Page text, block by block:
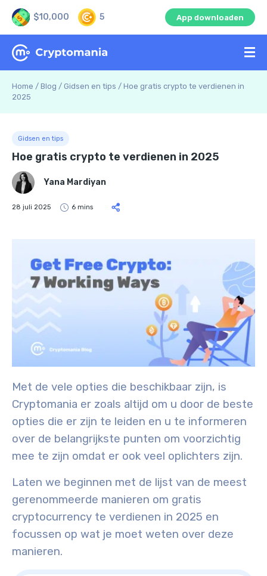
$10,000 5 App downloaden
Home / Blog / Gidsen en tips / Hoe gratis crypto te verdienen in
2025
Gidsen en tips
Hoe gratis crypto te verdienen in 2025
Yana Mardiyan
28 juli 2025 6 mins
Met de vele opties die beschikbaar zijn, is
Cryptomania er zoals altijd om u door de beste
opties die er zijn te leiden en u te informeren
over de belangrijkste punten om voorzichtig
mee te zijn omdat er ook veel oplichters zijn.
Laten we beginnen met de lijst van de meest
gerenommeerde manieren om gratis
cryptocurrency te verdienen in 2025 en
focussen op wat je moet weten over deze
manieren.